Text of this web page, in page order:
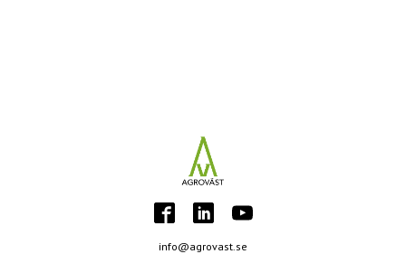
info@agrovast.se